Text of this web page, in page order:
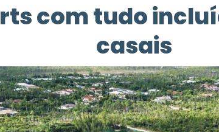
com tudo
casais